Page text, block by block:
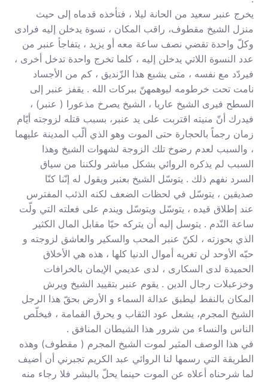
يخرج عنبر سعيد من الحانة ليلا ، فتأخذه قدماه إلى حيث
منزل الشيخ مقطوف، راقب المكان ، نسوة يدخلن إليه فرادى
وكلّ واحدة تقضي نصف ساعة معه أو يزيد ، يتفاجأ عنبر من
عدد النسوة اللاتي يدخلن إليه ، كلما تخرج واحدة تدخل أخرى ،
فيردّد مع نفسه ، متى يشبع هذا الزّنديق ، كم من الأجساد
نامت تحت خرطومه ليوهمهنّ ببركات الله . يقفز عنبر إلى
السطح فيرى الشيخ عاريا ، الشيخ يصرخ مذعورا ( عنبر) ،
فيدرك أنّ منيته اقتربت على يد عنبر، بسبب قتله لزوجته أيّام
زمان رجماً بالحجارة حتى الموت وهو الذي ألّب المدينة عليهما
، والسبب لعدم رضوخ تلك الزوجة لشهوات الشيخ وهذا
السبب لم يذكره الروائي بشكل مباشر ولكننا من سياق
السرد نفهم ذلك . يتوسّل الشيخ بعنبر ويقول له إنّنا كنّا
صديقين ، يتوسّل في لحظات الضعف لكنه الذئب المفترس
عند إطلاق قيده ، يتوسّل ويتوسّل ويندم على فعلته التي ولّت
ساعة النّدم . يتوسل إليه أن يتركه حيّا مقابل المال الكثير
الذي بحوزته ، لكنّ عنبر المحب والسكير والعاشق لزوجته و
حبّه الأوحد لن تغريه أموال الدنيا كلها ، هذه هي الأخلاق
الحميدة لدى السكارى ، لدى عديمي الإيمان بالخرافات
وخزعبلات رجال الدين . يقوم عنبر بتقييد الشيخ ويرش
المكان بالنفط ليطبق عدالة السماء و الأرض بحقّ هذا الرجل
الشيخ المجرم، يشعل عود الثقاب و يحرق القمامة ، فيخلّص
الناس والنساء من شرور هذا الشيطان المنافق .
في هذا الوصف المثير لموت الشيخ المجرم ( مقطوف) وهذه
الطريقة التي رسمها لنا الروائي عبد الكريم تجبرني أن أضيف
لما شرحناه أعلاه عن الموت حينما يحلّ بالبشر فلا رجاء منه